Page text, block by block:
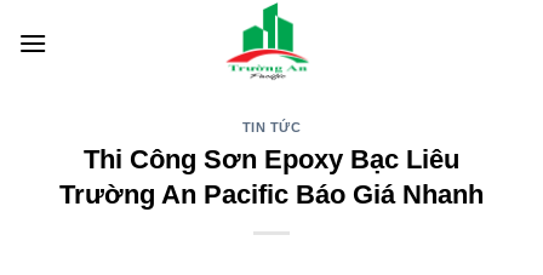
TIN TỨC
Thi Công Sơn Epoxy Bạc Liêu
Trường An Pacific Báo Giá Nhanh